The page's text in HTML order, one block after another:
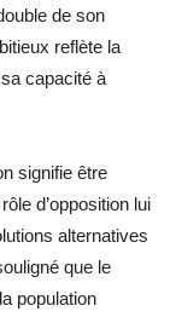
de son
reflète la
capacité à
signifie être
d’opposition lui
alternatives
que le
population